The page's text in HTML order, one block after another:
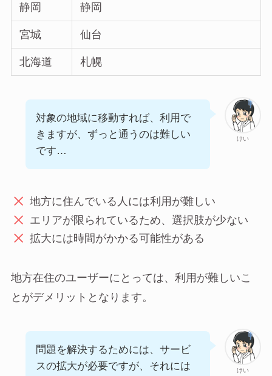
静岡 静岡
宮城 仙台
北海道 札幌
けい
対象の地域に移動すれば、利用で
きますが、ずっと通うのは難しい
です…
地方に住んでいる人には利用が難しい
エリアが限られているため、選択肢が少ない
拡大には時間がかかる可能性がある
地方在住のユーザーにとっては、利用が難しいこ
とがデメリットとなります。
けい
問題を解決するためには、サービ
スの拡大が必要ですが、それには